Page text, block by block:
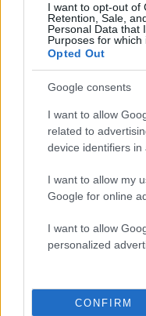
I want to opt-out of
Retention, Sale,
Personal Data that
Purposes for which
Opted Out
Google consents
I want to allow
related to
device identifiers in
I want to allow my
Google for online
I want to allow
personalized
CONFIRM
μια βόλτα και
έφυγε το
Αν τα χάσατε